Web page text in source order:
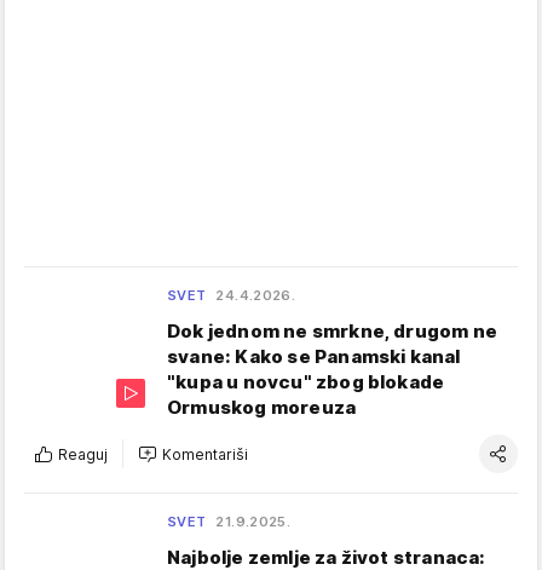
SVET 24.4.2026.
Dok jednom ne smrkne, drugom ne
svane: Kako se Panamski kanal
"kupa u novcu" zbog blokade
Ormuskog moreuza
Reaguj Komentariši
SVET 21.9.2025.
Najbolje zemlje za život stranaca: